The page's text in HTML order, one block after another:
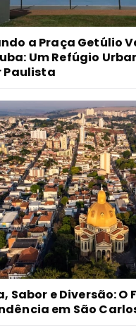
a Praça Getúlio
Um Refúgio
Paulista
Sabor e Diversão: O
em São